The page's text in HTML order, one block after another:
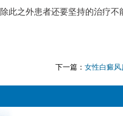
之外患者还要坚持的治疗不
下一篇： 女性白癜风